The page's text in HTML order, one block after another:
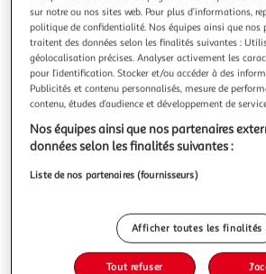
VIDAXL
Support de basket-ball Blanc 216-
Polyethylene
Voulez-vous profiter d'une partie de
n'importe ou, n'importe quand ? Alors
de basket est un choix parfait !
polyethylene est la matiere plastique
pratique car i
En savoir +
Vous voulez connaître le prix
Afficher le prix
Description
sur notre ou nos sites web. Pour plus d’informations,
politique de confidentialité. Nos équipes ainsi que nos
traitent des données selon les finalités suivantes :
géolocalisation précises. Analyser activement les
pour l’identification. Stocker et/ou accéder à des
Publicités et contenu personnalisés, mesure de
contenu, études d’audience et développement de
Nos équipes ainsi que nos partenaires
données selon les finalités suivantes :
Liste de nos partenaires (fournisseurs)
Afficher toutes les finalités
Tout refuser